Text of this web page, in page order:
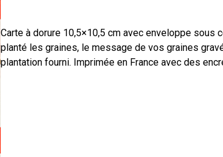
Carte à dorure 10,5×10,5 cm avec enveloppe sous
planté les graines, le message de vos graines
plantation fourni. Imprimée en France avec des